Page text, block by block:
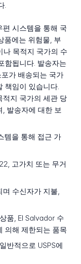
.
시스템을 통해 국
품에는 위험물, 부
나 목적지 국가의 수
함됩니다. 발송자는
가 배송되는 국가
책임이 있습니다.
지 국가의 세관 당
발송자에 대한 보
템을 통해 접근 가
고가치 또는 무거
수신자가 지불,
품, El Salvador 수
의해 제한되는 품목
일반적으로 USPS에